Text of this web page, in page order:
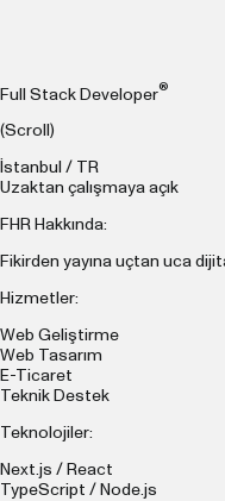
Full Stack Developer®
(Scroll)
İstanbul / TR
Uzaktan çalışmaya açık
FHR Hakkında:
Fikirden yayına uçtan uca
Hizmetler:
Web Geliştirme
Web Tasarım
E-Ticaret
Teknik Destek
Teknolojiler:
Next.js / React
TypeScript / Node.js